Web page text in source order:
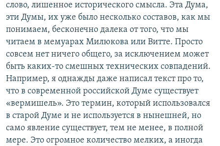
слово, лишенное исторического смысла. Эта Дума,
эти Думы, их уже было несколько составов, как мы
понимаем, бесконечно далека от того, что мы
читаем в мемуарах Милюкова или Витте. Просто
совсем нет ничего общего, за исключением может
быть каких-то смешных технических совпадений.
Например, я однажды даже написал текст про то,
что в современной российской Думе существует
«вермишель». Это термин, который использовался
в старой Думе и не используется в нынешней, но
само явление существует, тем не менее, в полной
мере. Это огромное количество мелких, а иногда